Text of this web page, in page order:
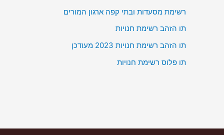
רשימת מסעדות ובתי קפה ארגון המורים
תו הזהב רשימת חנויות
תו הזהב רשימת חנויות 2023 מעודכן
תו פלוס רשימת חנויות